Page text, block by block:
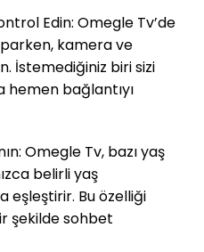
Edin: Omegle Tv’de
kamera ve
İstemediğiniz biri sizi
hemen bağlantıyı
Omegle Tv, bazı yaş
belirli yaş
eşleştirir. Bu özelliği
şekilde sohbet